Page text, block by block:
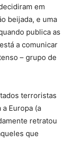
em
beijada, e uma
publica as
a comunicar
– grupo de
terroristas
Europa (a
retratou
que